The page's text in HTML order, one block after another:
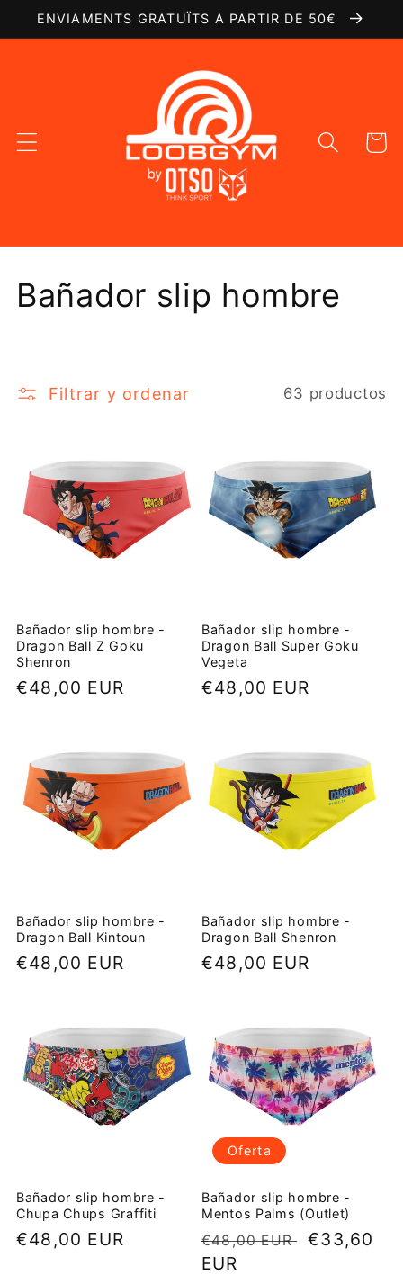
directamente
al contenido
ENVIAMENTS GRATUÏTS A PARTIR DE 50€
Carrito
C
l
c
n
:
Bañador slip hombre
Filtrar y ordenar 63 productos
Bañador slip hombre -
Dragon Ball Z Goku
Shenron
Precio
€48,00 EUR
Bañador slip hombre -
Dragon Ball Super Goku
Vegeta
Precio
€48,00 EUR
Bañador slip hombre -
Dragon Ball Kintoun
Precio
€48,00 EUR
Bañador slip hombre -
Dragon Ball Shenron
Precio
€48,00 EUR
Bañador slip hombre -
Chupa Chups Graffiti
Precio
€48,00 EUR
Oferta
Bañador slip hombre -
Mentos Palms (Outlet)
Precio
habitual
€48,00 EUR
Precio
€33,60
EUR